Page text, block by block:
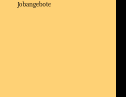
Jobangebote